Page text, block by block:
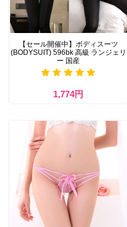
【セール開催中】ボディスーツ
(BODYSUIT) 596bk 高級 ランジェリ
ー 国産
1,774円